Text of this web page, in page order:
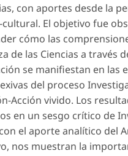
con aportes desde la
El objetivo fue
cómo las
de las Ciencias a través
se manifiestan en las
del proceso
Acción vivido. Los
en un sesgo crítico de
el aporte analítico del
nos muestran la